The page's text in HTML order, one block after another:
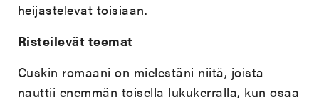
heijastelevat toisiaan.
Risteilevät teemat
Cuskin romaani on mielestäni niitä, joista
nauttii enemmän toisella lukukerralla, kun osaa